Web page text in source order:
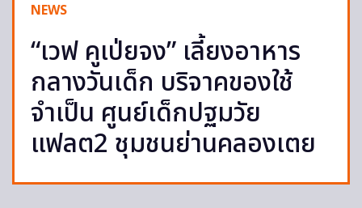
NEWS
“เวฟ คูเป่ยจง” เลี้ยงอาหาร
กลางวันเด็ก บริจาคของใช้
จำเป็น ศูนย์เด็กปฐมวัย
แฟลต2 ชุมชนย่านคลองเตย